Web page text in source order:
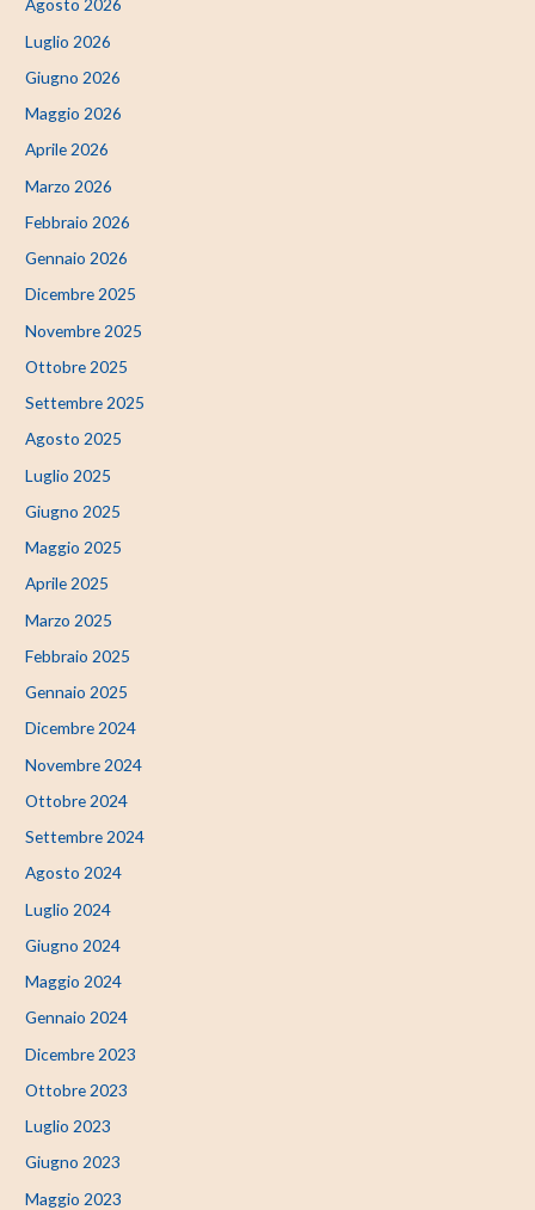
Agosto 2026
Luglio 2026
Giugno 2026
Maggio 2026
Aprile 2026
Marzo 2026
Febbraio 2026
Gennaio 2026
Dicembre 2025
Novembre 2025
Ottobre 2025
Settembre 2025
Agosto 2025
Luglio 2025
Giugno 2025
Maggio 2025
Aprile 2025
Marzo 2025
Febbraio 2025
Gennaio 2025
Dicembre 2024
Novembre 2024
Ottobre 2024
Settembre 2024
Agosto 2024
Luglio 2024
Giugno 2024
Maggio 2024
Gennaio 2024
Dicembre 2023
Ottobre 2023
Luglio 2023
Giugno 2023
Maggio 2023